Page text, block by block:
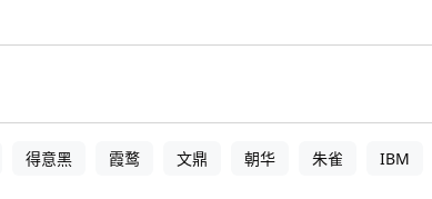
得意黑 霞鹜 文鼎 朝华 朱雀 IBM